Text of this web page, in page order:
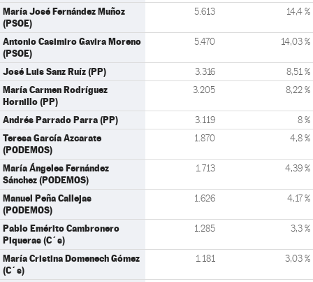
María José Fernández Muñoz
(PSOE)
5.613 14,4 %
Antonio Casimiro Gavira Moreno
(PSOE)
5.470 14,03 %
José Luis Sanz Ruíz (PP) 3.316 8,51 %
María Carmen Rodríguez
Hornillo (PP)
3.205 8,22 %
Andrés Parrado Parra (PP) 3.119 8 %
Teresa García Azcarate
(PODEMOS)
1.870 4,8 %
María Ángeles Fernández
Sánchez (PODEMOS)
1.713 4,39 %
Manuel Peña Callejas
(PODEMOS)
1.626 4,17 %
Pablo Emérito Cambronero
Piqueras (C´s)
1.285 3,3 %
María Cristina Domenech Gómez
(C´s)
1.181 3,03 %